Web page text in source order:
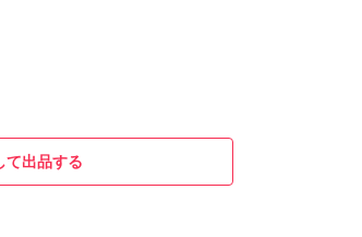
て出品する